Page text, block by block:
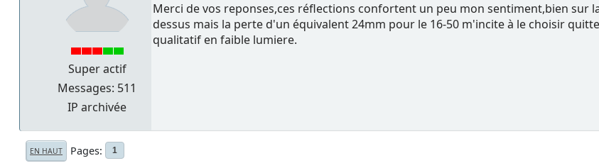
Super actif
Messages: 511
IP archivée
Merci de vos reponses,ces réflections confortent un peu mon sentiment,bien sur
dessus mais la perte d'un équivalent 24mm pour le 16-50 m'incite à le choisir
qualitatif en faible lumiere.
EN HAUT Pages 1